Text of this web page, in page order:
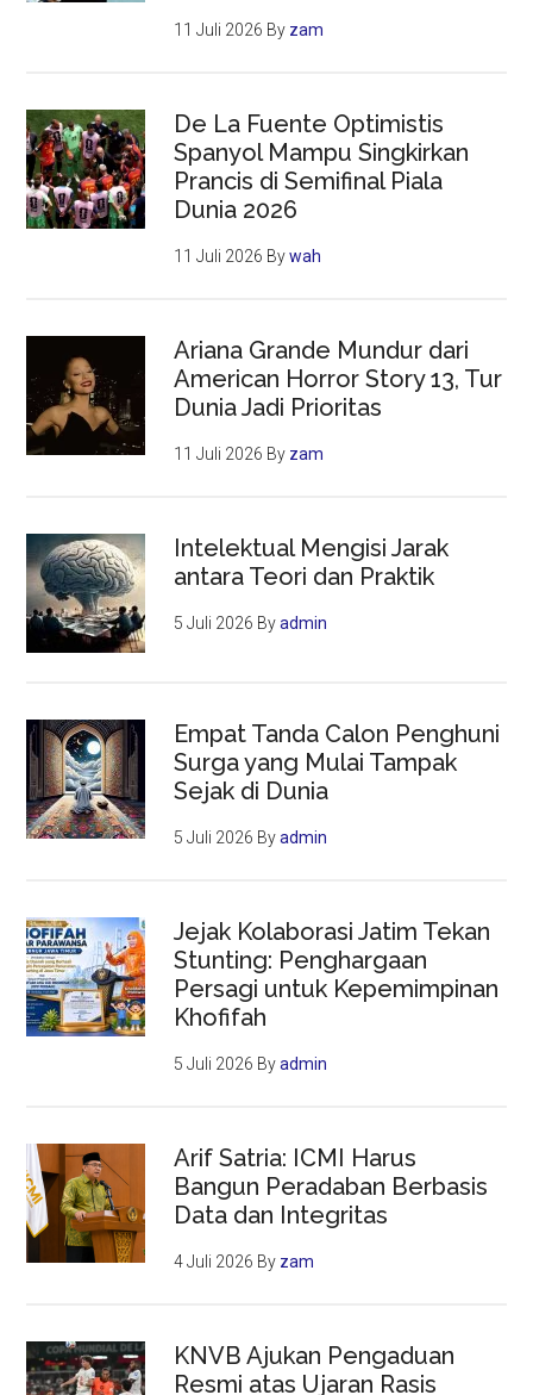
11 Juli 2026 By zam
De La Fuente Optimistis
Spanyol Mampu Singkirkan
Prancis di Semifinal Piala
Dunia 2026
11 Juli 2026 Bywah
Ariana Grande Mundur dari
American Horror Story 13, Tur
Dunia Jadi Prioritas
11 Juli 2026 By zam
Intelektual Mengisi Jarak
antara Teori dan Praktik
5 Juli 2026 Byadmin
Empat Tanda Calon Penghuni
Surga yang Mulai Tampak
Sejak di Dunia
5 Juli 2026 Byadmin
Jejak Kolaborasi Jatim Tekan
Stunting: Penghargaan
Persagi untuk Kepemimpinan
Khofifah
5 Juli 2026 Byadmin
Arif Satria: ICMI Harus
Bangun Peradaban Berbasis
Data dan Integritas
4 Juli 2026 By zam
KNVB Ajukan Pengaduan
Resmi atas Ujaran Rasis